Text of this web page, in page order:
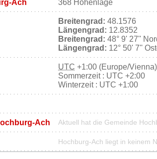
Ach 368 Höhenlage
Breitengrad: 48.1576
Längengrad: 12.8352
Breitengrad: 48° 9' 27''
Längengrad: 12° 50' 7''
UTC +1:00 (Europe/Vienna)
Sommerzeit : UTC +2:00
Winterzeit : UTC +1:00
Ach Aktuell hat die Gemeinde
Hochburg-Ach liegt in keinem